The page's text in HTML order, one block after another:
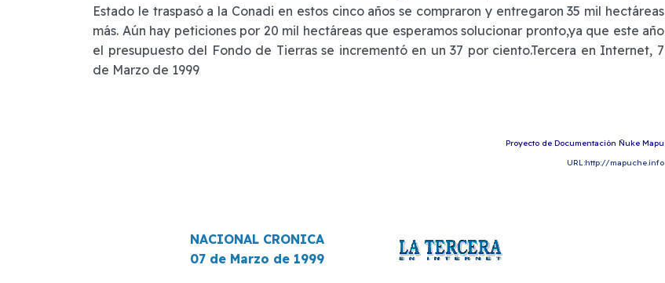
Estado le traspasó a la Conadi en estos cinco años se compraron y entregaron 35 mil hectáreas
más. Aún hay peticiones por 20 mil hectáreas que esperamos solucionar pronto,ya que este año
el presupuesto del Fondo de Tierras se incrementó en un 37 por ciento.Tercera en Internet, 7
de Marzo de 1999
Proyecto de Documentación Ñuke Mapu
URL:http://mapuche.info
NACIONAL CRONICA
07 de Marzo de 1999